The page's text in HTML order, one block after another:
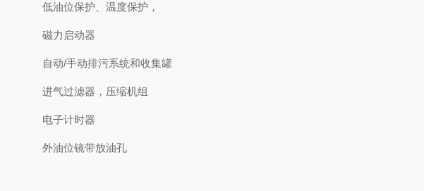
低油位保护、温度保护，
磁力启动器
自动/手动排污系统和收集罐
进气过滤器，压缩机组
电子计时器
外油位镜带放油孔